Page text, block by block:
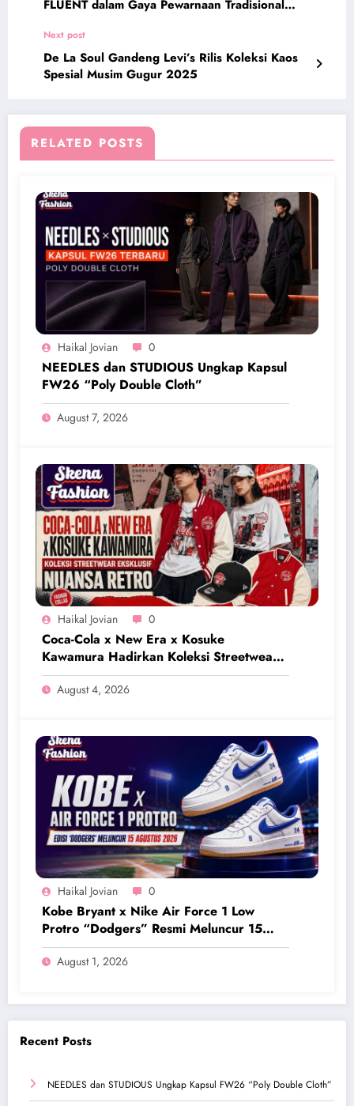
FLUENT dalam Gaya Pewarnaan Tradisional
Next post
De La Soul Gandeng Levi’s Rilis Koleksi Kaos
Spesial Musim Gugur 2025
RELATED POSTS
Haikal Jovian 0
NEEDLES dan STUDIOUS Ungkap Kapsul
FW26 “Poly Double Cloth”
August 7, 2026
Haikal Jovian 0
Coca-Cola x New Era x Kosuke
Kawamura Hadirkan Koleksi Streetwear
Eksklusif Bernuansa Retro
August 4, 2026
Haikal Jovian 0
Kobe Bryant x Nike Air Force 1 Low
Protro “Dodgers” Resmi Meluncur 15
Agustus 2026
August 1, 2026
Recent Posts
NEEDLES dan STUDIOUS Ungkap Kapsul FW26 “Poly Double Cloth”